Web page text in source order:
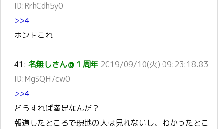
ID:RrhCdh5y0
>>4
ホントこれ
41: 名無しさん＠１周年 2019/09/10(火) 09:23:18.83
ID:MgSQH7cw0
>>4
どうすれば満足なんだ？
報道したところで現地の人は見れないし、わかったとこ